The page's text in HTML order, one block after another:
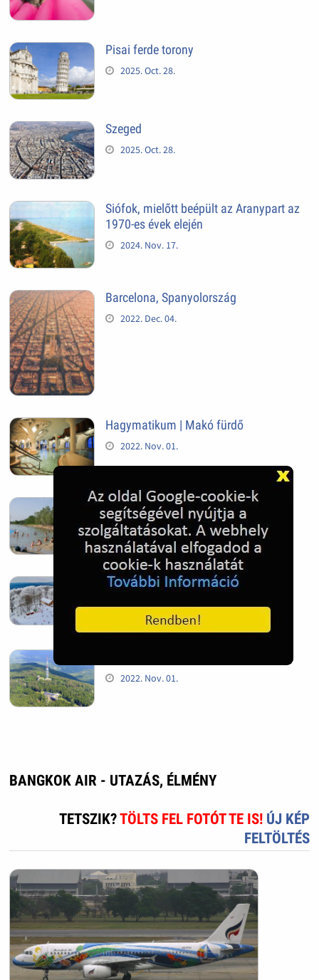
Pisai ferde torony
2025. Oct. 28.
Szeged
2025. Oct. 28.
Siófok, mielőtt beépült az Aranypart az
1970-es évek elején
2024. Nov. 17.
Barcelona, Spanyolország
2022. Dec. 04.
Hagymatikum | Makó fürdő
2022. Nov. 01.
Sándorfalva, Nádastó
2022. Nov. 01.
Hóban gyakran gazdag télen a
2022. Nov. 01.
2022. Nov. 01.
BANGKOK AIR - UTAZÁS, ÉLMÉNY
TETSZIK?TÖLTS FEL FOTÓT TE IS! ÚJ KÉP
FELTÖLTÉS